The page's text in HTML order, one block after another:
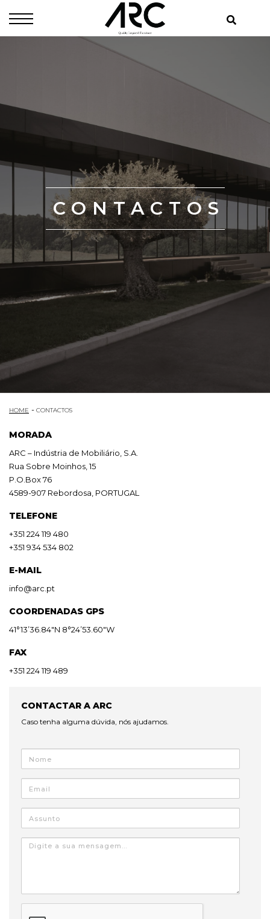
CONTACTOS
HOME CONTACTOS
MORADA
ARC – Indústria de Mobiliário, S.A.
Rua Sobre Moinhos, 15
P.O.Box 76
4589-907 Rebordosa, PORTUGAL
TELEFONE
+351 224 119 480
+351 934 534 802
E-MAIL
info@arc.pt
COORDENADAS GPS
41°13’36.84″N 8°24’53.60″W
FAX
+351 224 119 489
CONTACTAR A ARC
Caso tenha alguma dúvida, nós ajudamos.
Mensagem